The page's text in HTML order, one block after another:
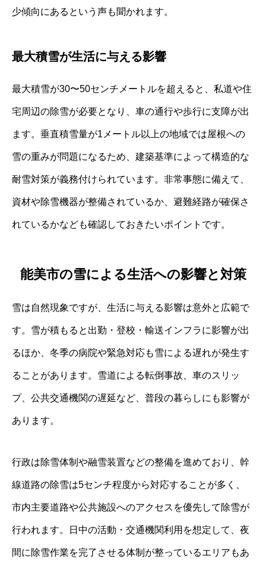
少傾向にあるという声も聞かれます。
最大積雪が生活に与える影響
最大積雪が30〜50センチメートルを超えると、私道や住
宅周辺の除雪が必要となり、車の通行や歩行に支障が出
ます。垂直積雪量が1メートル以上の地域では屋根への
雪の重みが問題になるため、建築基準によって構造的な
耐雪対策が義務付けられています。非常事態に備えて、
資材や除雪機器が整備されているか、避難経路が確保さ
れているかなども確認しておきたいポイントです。
能美市の雪による生活への影響と対策
雪は自然現象ですが、生活に与える影響は意外と広範で
す。雪が積もると出勤・登校・輸送インフラに影響が出
るほか、冬季の病院や緊急対応も雪による遅れが発生す
ることがあります。雪道による転倒事故、車のスリッ
プ、公共交通機関の遅延など、普段の暮らしにも影響が
あります。
行政は除雪体制や融雪装置などの整備を進めており、幹
線道路の除雪は5センチ程度から対応することが多く、
市内主要道路や公共施設へのアクセスを優先して除雪が
行われます。日中の活動・交通機関利用を想定して、夜
間に除雪作業を完了させる体制が整っているエリアもあ